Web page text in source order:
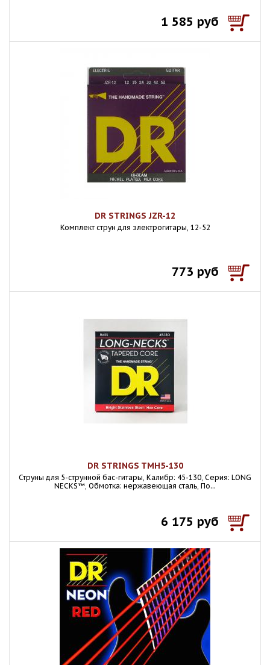
1 585 руб
DR STRINGS JZR-12
Комплект струн для электрогитары, 12-52
773 руб
DR STRINGS TMH5-130
Струны для 5-струнной бас-гитары, Калибр: 45-130, Серия: LONG
NECKS™, Обмотка: нержавеющая сталь, По...
6 175 руб